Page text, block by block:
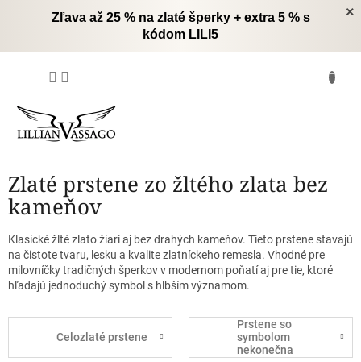
×
Zľava až 25 % na zlaté šperky + extra 5 % s
kódom LILI5
Zlaté prstene zo žltého zlata bez
kameňov
Klasické žlté zlato žiari aj bez drahých kameňov. Tieto prstene stavajú
na čistote tvaru, lesku a kvalite zlatníckeho remesla. Vhodné pre
milovníčky tradičných šperkov v modernom poňatí aj pre tie, ktoré
hľadajú jednoduchý symbol s hlbším významom.
Celozlaté prstene
Prstene so
symbolom
nekonečna